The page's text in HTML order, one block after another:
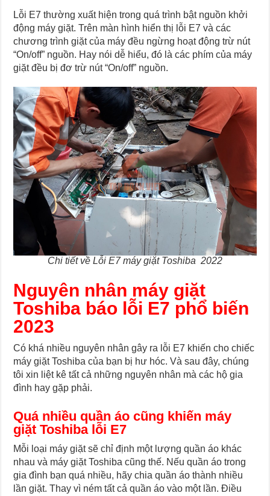
Lỗi E7 thường xuất hiện trong quá trình bật nguồn khởi
động máy giặt. Trên màn hình hiển thị lỗi E7 và các
chương trình giặt của máy đều ngừng hoạt động trừ nút
“On/off” nguồn. Hay nói dễ hiểu, đó là các phím của máy
giặt đều bị đơ trừ nút “On/off” nguồn.
Chi tiết về Lỗi E7 máy giặt Toshiba 2022
Nguyên nhân máy giặt
Toshiba báo lỗi E7 phổ biến
2023
Có khá nhiều nguyên nhân gây ra lỗi E7 khiến cho chiếc
máy giặt Toshiba của bạn bị hư hóc. Và sau đây, chúng
tôi xin liệt kê tất cả những nguyên nhân mà các hộ gia
đình hay gặp phải.
Quá nhiều quần áo cũng khiến máy
giặt Toshiba lỗi E7
Mỗi loại máy giặt sẽ chỉ định một lượng quần áo khác
nhau và máy giặt Toshiba cũng thế. Nếu quần áo trong
gia đình bạn quá nhiều, hãy chia quần áo thành nhiều
lần giặt. Thay vì ném tất cả quần áo vào một lần. Điều